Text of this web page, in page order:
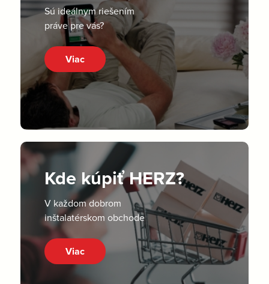
Sú ideálnym riešením
práve pre vás?
Viac
Kde kúpiť HERZ?
V každom dobrom
inštalatérskom obchode
Viac